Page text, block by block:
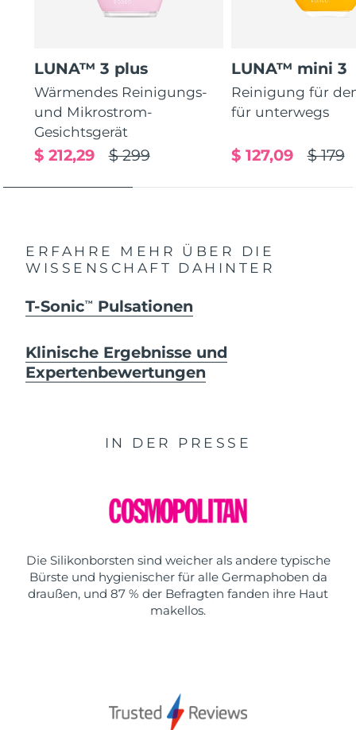
LUNA™ 3 plus
Wärmendes Reinigungs-
und Mikrostrom-
Gesichtsgerät
$ 299
$ 212,29
LUNA™ mini 3
Reinigung für
für unterwegs
$ 179
$ 127,09
ERFAHRE MEHR ÜBER DIE
WISSENSCHAFT DAHINTER
T-SonicTM Pulsationen
Klinische Ergebnisse und
Expertenbewertungen
IN DER PRESSE
Die Silikonborsten sind weicher als andere typische
Bürste und hygienischer für alle Germaphoben da
draußen, und 87 % der Befragten fanden ihre Haut
makellos.